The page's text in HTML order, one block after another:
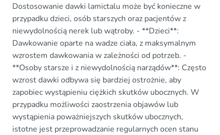
Dostosowanie dawki lamictalu może być konieczne w
przypadku dzieci, osób starszych oraz pacjentów z
niewydolnością nerek lub wątroby. - **Dzieci**:
Dawkowanie oparte na wadze ciała, z maksymalnym
wzrostem dawkowania w zależności od potrzeb. -
**Osoby starsze i z niewydolnością narządów**: Często
wzrost dawki odbywa się bardziej ostrożnie, aby
zapobiec wystąpieniu ciężkich skutków ubocznych. W
przypadku możliwości zaostrzenia objawów lub
wystąpienia poważniejszych skutków ubocznych,
istotne jest przeprowadzanie regularnych ocen stanu